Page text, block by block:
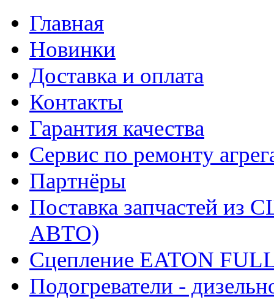
Главная
Новинки
Доставка и оплата
Контакты
Гарантия качества
Сервис по ремонту
Партнёры
Поставка запчастей
АВТО)
Сцепление EATON
Подогреватели -